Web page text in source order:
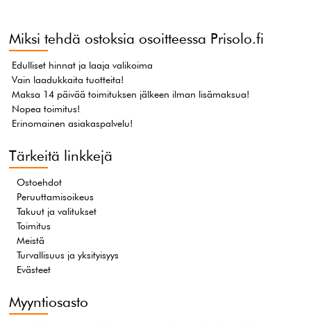
Miksi tehdä ostoksia osoitteessa Prisolo.fi
Edulliset hinnat ja laaja valikoima
Vain laadukkaita tuotteita!
Maksa 14 päivää toimituksen jälkeen ilman lisämaksua!
Nopea toimitus!
Erinomainen asiakaspalvelu!
Tärkeitä linkkejä
Ostoehdot
Peruuttamisoikeus
Takuut ja valitukset
Toimitus
Meistä
Turvallisuus ja yksityisyys
Evästeet
Myyntiosasto